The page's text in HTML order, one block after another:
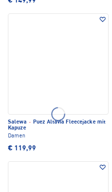
Salewa · Puez Altavia Fleecejacke mit
Kapuze
Damen
€ 119,99